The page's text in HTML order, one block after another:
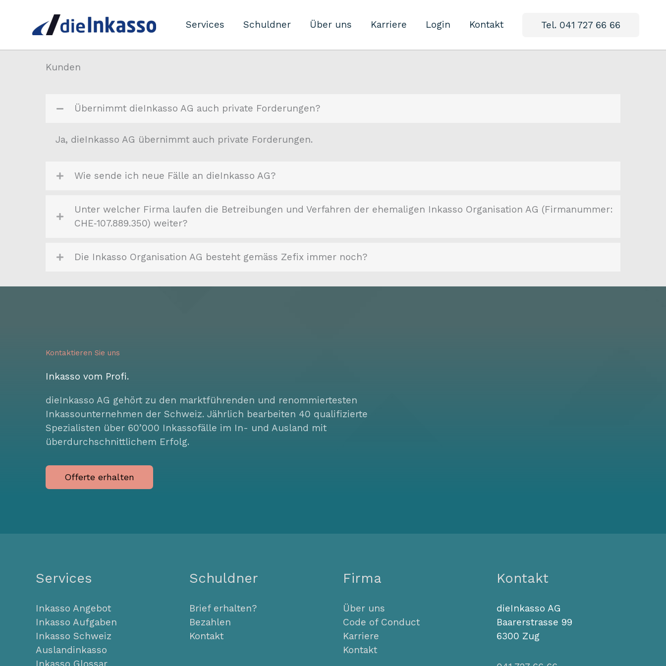
springen
Services Schuldner Über uns Karriere Login Kontakt Tel. 041 727 66 66
Kunden
Übernimmt dieInkasso AG auch private Forderungen?
Ja, dieInkasso AG übernimmt auch private Forderungen.
Wie sende ich neue Fälle an dieInkasso AG?
Unter welcher Firma laufen die Betreibungen und Verfahren der ehemaligen Inkasso Organisation AG (Firmanummer:
CHE‑107.889.350) weiter?
Die Inkasso Organisation AG besteht gemäss Zefix immer noch?
Kontaktieren Sie uns
Inkasso vom Profi.
dieInkasso AG gehört zu den marktführenden und renommiertesten
Inkassounternehmen der Schweiz. Jährlich bearbeiten 40 qualifizierte
Spezialisten über 60’000 Inkassofälle im In- und Ausland mit
überdurchschnittlichem Erfolg.
Offerte erhalten
Services
Inkasso Angebot
Inkasso Aufgaben
Inkasso Schweiz
Auslandinkasso
Schuldner
Brief erhalten?
Bezahlen
Kontakt
Firma
Über uns
Code of Conduct
Karriere
Kontakt
Kontakt
dieInkasso AG
Baarerstrasse 99
6300 Zug